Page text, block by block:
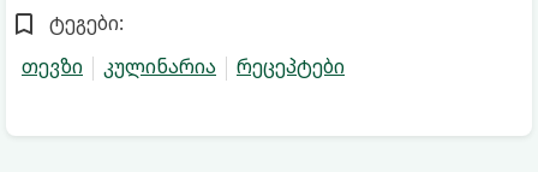
ტეგები:
თევზი
კულინარია რეცეპტები